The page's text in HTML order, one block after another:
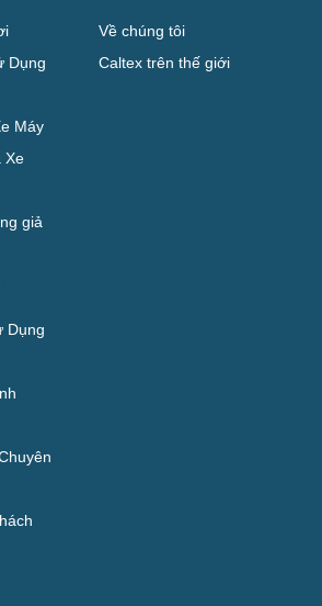
Dụng
Máy
Xe
giả
Dụng
Về chúng tôi
Caltex trên thế giới